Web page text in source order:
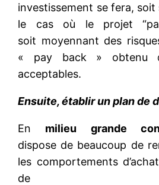
investissement se fera, soit
le cas où le projet
soit moyennant des
« pay back » obtenu
acceptables.
Ensuite, établir un plan de
En milieu grande
dispose de beaucoup de
les comportements
de